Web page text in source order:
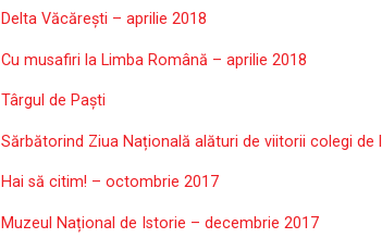
Delta Văcărești – aprilie 2018
Cu musafiri la Limba Română – aprilie 2018
Târgul de Paști
Sărbătorind Ziua Națională alături de viitorii colegi de
Hai să citim! – octombrie 2017
Muzeul Național de Istorie – decembrie 2017